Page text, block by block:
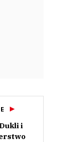
Dukli i